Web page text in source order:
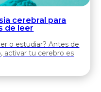
cerebral para
de leer
o estudiar? Antes de
activar tu cerebro es